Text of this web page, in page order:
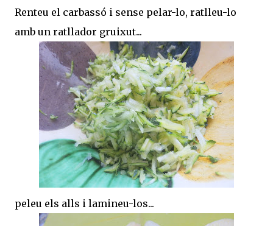
Renteu el carbassó i sense pelar-lo, ratlleu-lo
amb un ratllador gruixut...
peleu els alls i lamineu-los...